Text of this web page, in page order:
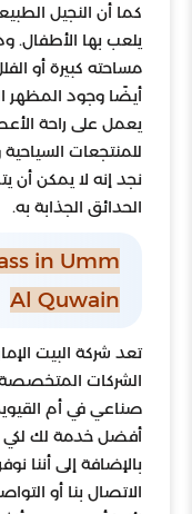
كما أن النجيل
يلعب بها الأطفال.
مساحته كبيرة أو
أيضًا وجود المظهر
يعمل على راحة
للمنتجعات
نجد إنه لا يمكن
الحدائق الجذابة به.
in Umm
Al Quwain
تعد شركة البيت
الشركات
صناعي في أم
أفضل خدمة لك لكي
بالإضافة إلى أننا
الاتصال بنا أو